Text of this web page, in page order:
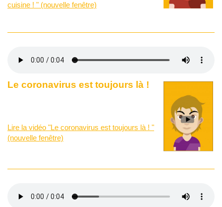
cuisine ! " (nouvelle fenêtre)
Le coronavirus est toujours là !
Lire la vidéo "Le coronavirus est toujours là ! "
(nouvelle fenêtre)